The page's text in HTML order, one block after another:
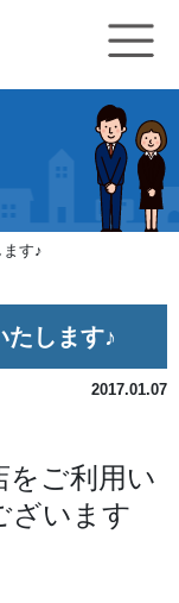
す♪
します♪
2017.01.07
をご利用い
ざいます